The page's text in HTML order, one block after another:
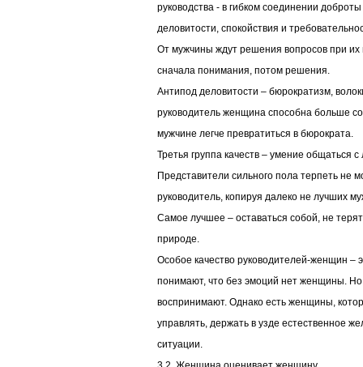
руководства - в гибком соединении
деловитости, спокойствия и
От мужчины ждут решения вопросов при
сначала понимания, потом решения.
Антипод деловитости – бюрократизм,
руководитель женщина способна больше
мужчине легче превратиться в бюрократа.
Третья группа качеств – умение общаться
Представители сильного пола терпеть не
руководитель, копируя далеко не лучших
Самое лучшее – оставаться собой, не
природе.
Особое качество руководителей-женщин –
понимают, что без эмоций нет женщины.
воспринимают. Однако есть женщины,
управлять, держать в узде естественное
ситуации.